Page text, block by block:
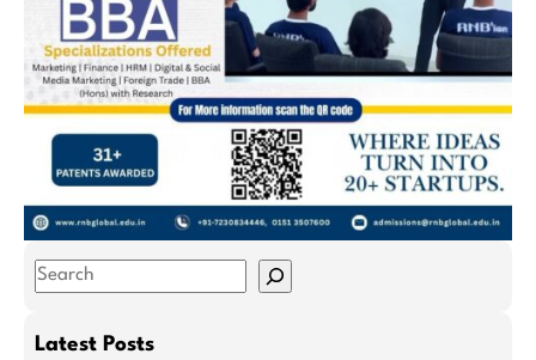
S
aLatest Posts